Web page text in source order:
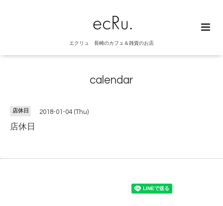
エクリュ 長崎のカフェ＆雑貨のお店
calendar
店休日 2018-01-04 (Thu)
店休日